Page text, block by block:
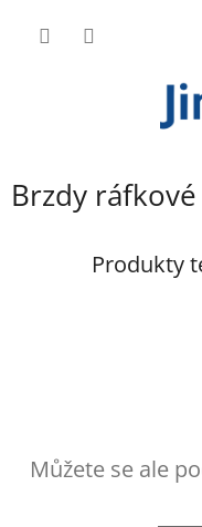
Brzdy
Produkty
Můžete se ale